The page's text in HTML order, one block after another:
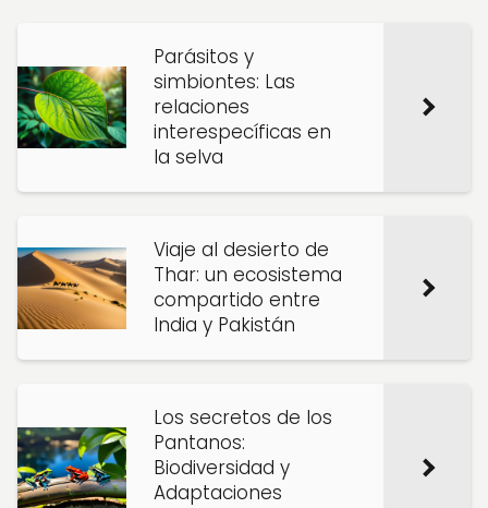
Parásitos y
simbiontes: Las
relaciones
interespecíficas en
la selva
Viaje al desierto de
Thar: un ecosistema
compartido entre
India y Pakistán
Los secretos de los
Pantanos:
Biodiversidad y
Adaptaciones